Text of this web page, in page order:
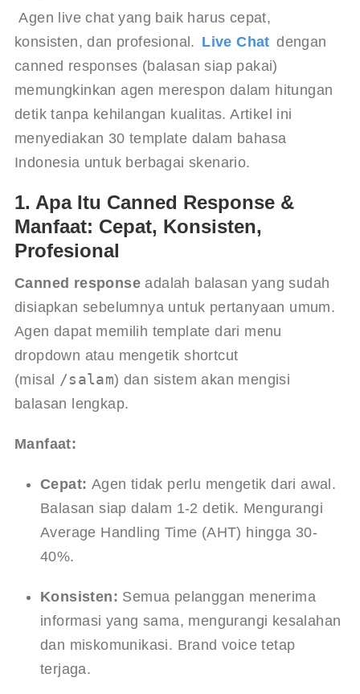
Agen live chat yang baik harus cepat,
konsisten, dan profesional. Live Chat dengan
canned responses (balasan siap pakai)
memungkinkan agen merespon dalam hitungan
detik tanpa kehilangan kualitas. Artikel ini
menyediakan 30 template dalam bahasa
Indonesia untuk berbagai skenario.
1. Apa Itu Canned Response &
Manfaat: Cepat, Konsisten,
Profesional
Canned response adalah balasan yang sudah
disiapkan sebelumnya untuk pertanyaan umum.
Agen dapat memilih template dari menu
dropdown atau mengetik shortcut
(misal /salam) dan sistem akan mengisi
balasan lengkap.
Manfaat:
Cepat: Agen tidak perlu mengetik dari awal.
Balasan siap dalam 1-2 detik. Mengurangi
Average Handling Time (AHT) hingga 30-
40%.
Konsisten: Semua pelanggan menerima
informasi yang sama, mengurangi kesalahan
dan miskomunikasi. Brand voice tetap
terjaga.